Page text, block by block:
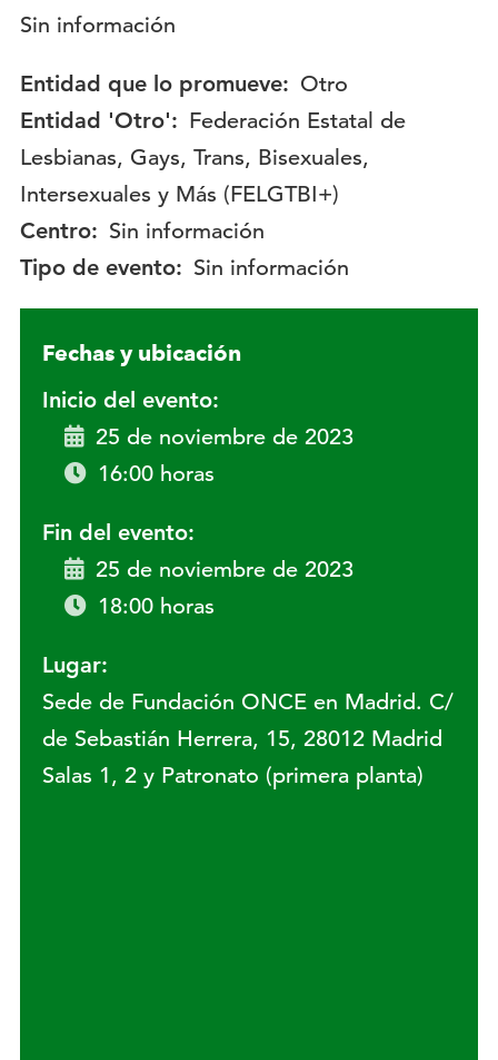
Descripción:
Sin información
Entidad que lo promueve: Otro
Entidad 'Otro': Federación Estatal de
Lesbianas, Gays, Trans, Bisexuales,
Intersexuales y Más (FELGTBI+)
Centro: Sin información
Tipo de evento: Sin información
Fechas y ubicación
Inicio del evento:
25 de noviembre de 2023
16:00 horas
Fin del evento:
25 de noviembre de 2023
18:00 horas
Lugar:
Sede de Fundación ONCE en Madrid. C/
de Sebastián Herrera, 15, 28012 Madrid
Salas 1, 2 y Patronato (primera planta)